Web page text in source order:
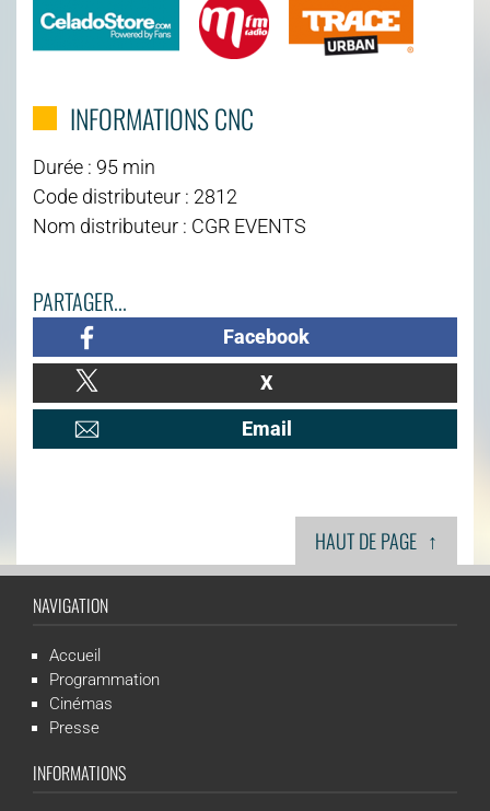
INFORMATIONS CNC
Durée : 95 min
Code distributeur : 2812
Nom distributeur : CGR EVENTS
PARTAGER...
Facebook
X
Email
HAUT DE PAGE ↑
NAVIGATION
Accueil
Programmation
Cinémas
Presse
INFORMATIONS